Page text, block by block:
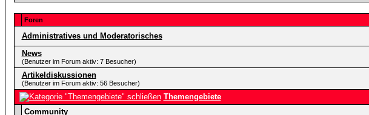
Foren
Administratives und Moderatorisches
News
(Benutzer im Forum aktiv: 7 Besucher)
Artikeldiskussionen
(Benutzer im Forum aktiv: 56 Besucher)
Themengebiete
Community